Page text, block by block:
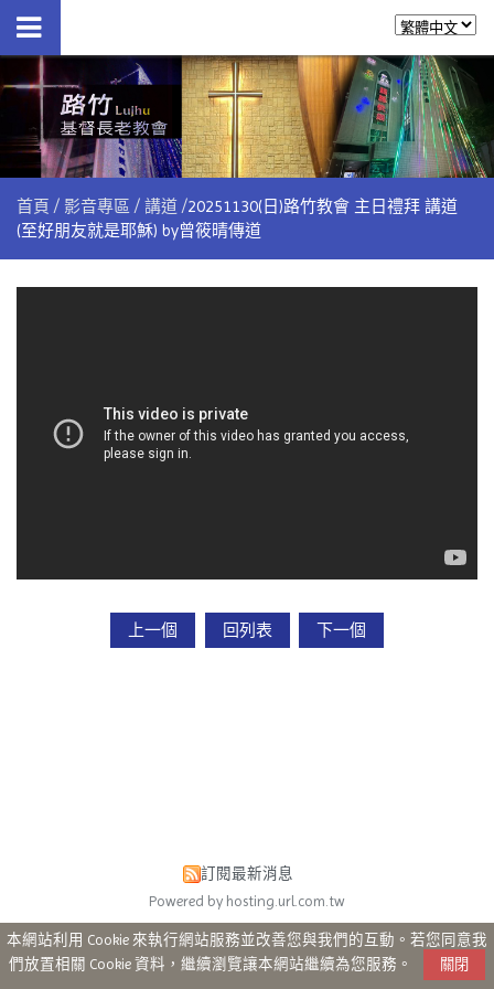
首頁 影音專區 講道 20251130(日)路竹教會 主日禮拜 講道
(至好朋友就是耶穌) by曾筱晴傳道
上一個 回列表 下一個
訂閱最新消息
Powered by hosting.url.com.tw
本網站利用 Cookie 來執行網站服務並改善您與我們的互動。若您同意我
們放置相關 Cookie 資料，繼續瀏覽讓本網站繼續為您服務。